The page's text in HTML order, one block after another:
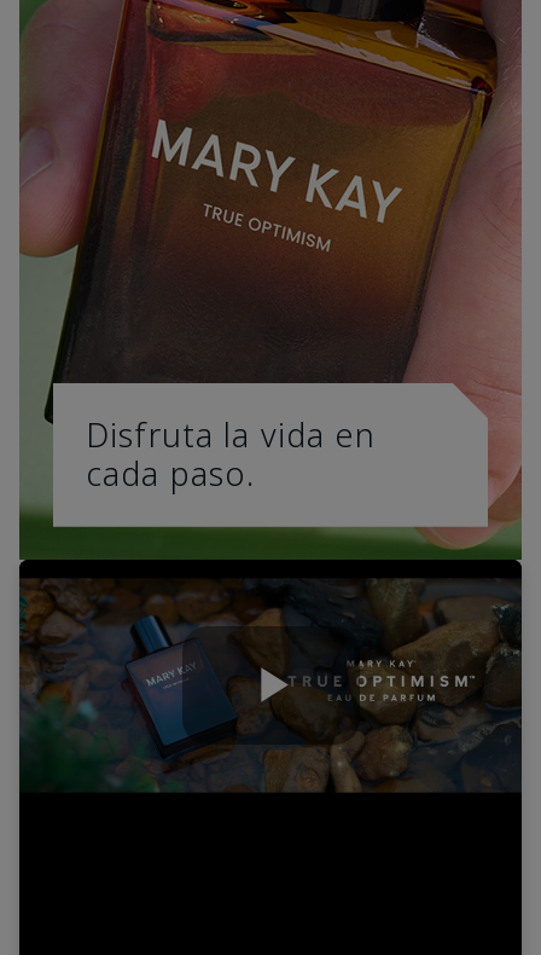
Disfruta la vida en
cada paso.
Play